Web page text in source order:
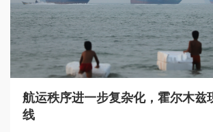
航运秩序进一步复杂化，霍尔木兹
线